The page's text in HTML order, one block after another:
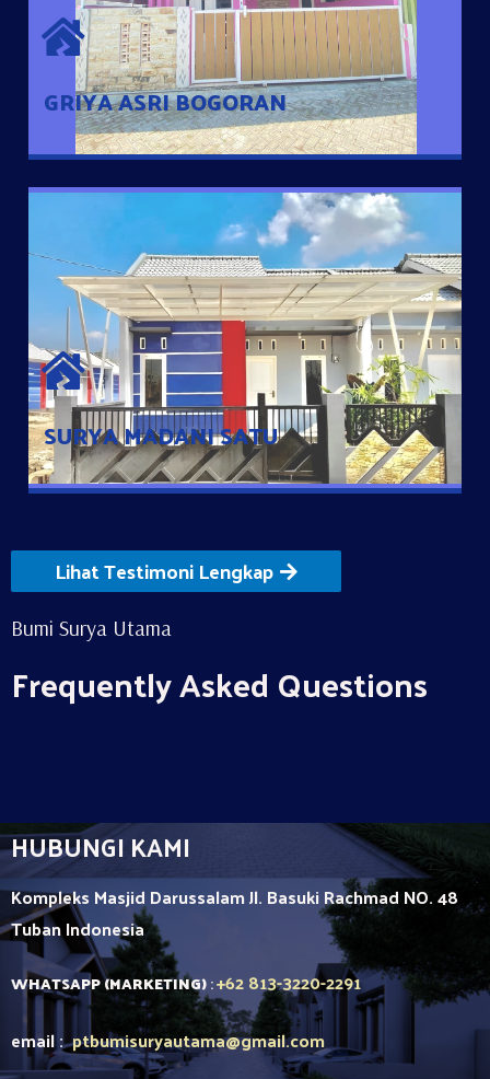
GRIYA ASRI BOGORAN
Desain Modern Minimalis dengan Konsep Rumah Pintar
Sehingga Memudahkan Penghuni mengakses rumahnya
dengan Ponsel
SURYA MADANI SATU
SURYA MADANI SATU
Satu-satunya Hunian nyaman dengan harga subsidi hanya 100
jutaan dengan lokasi strategis di Tuban
Lihat Testimoni Lengkap
Bumi Surya Utama
Frequently Asked Questions
HUBUNGI KAMI
Kompleks Masjid Darussalam Jl. Basuki Rachmad NO. 48
TubanIndonesia
WHATSAPP (MARKETING):+62 813-3220-2291
email :ptbumisuryautama@gmail.com